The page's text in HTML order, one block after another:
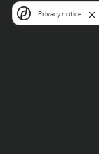
Privacy notice